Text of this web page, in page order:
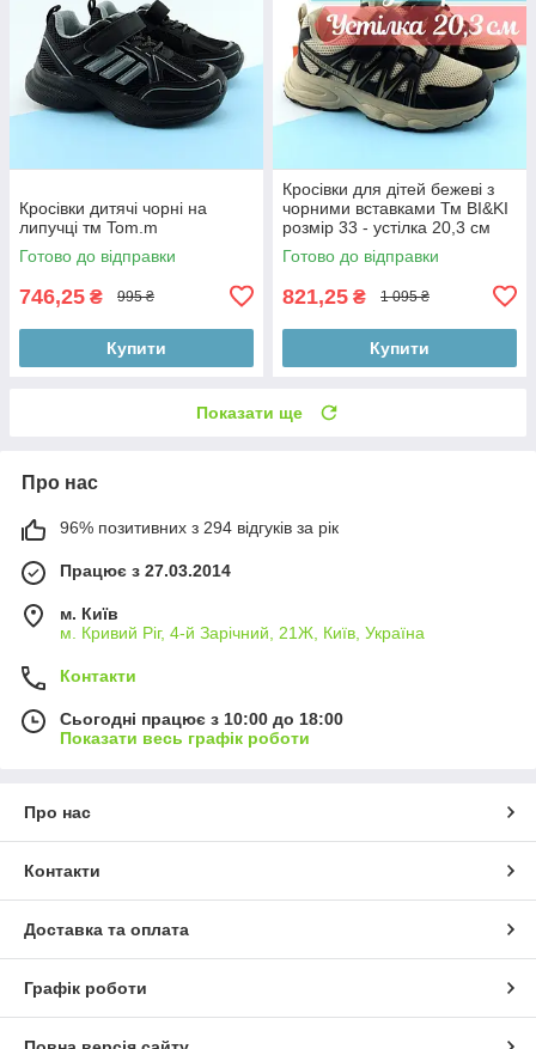
Кросівки дитячі чорні на
липучці тм Tom.m
Готово до відправки
746,25 ₴ 995 ₴
Купити
Кросівки для дітей бежеві з
чорними вставками Тм BI&KI
розмір 33 - устілка 20,3 см
Готово до відправки
821,25 ₴ 1 095 ₴
Купити
Показати ще
Про нас
96% позитивних з 294 відгуків за рік
Працює з 27.03.2014
м. Київ
м. Кривий Ріг, 4-й Зарічний, 21Ж, Київ, Україна
Контакти
Сьогодні працює з 10:00 до 18:00
Показати весь графік роботи
Про нас
Контакти
Доставка та оплата
Графік роботи